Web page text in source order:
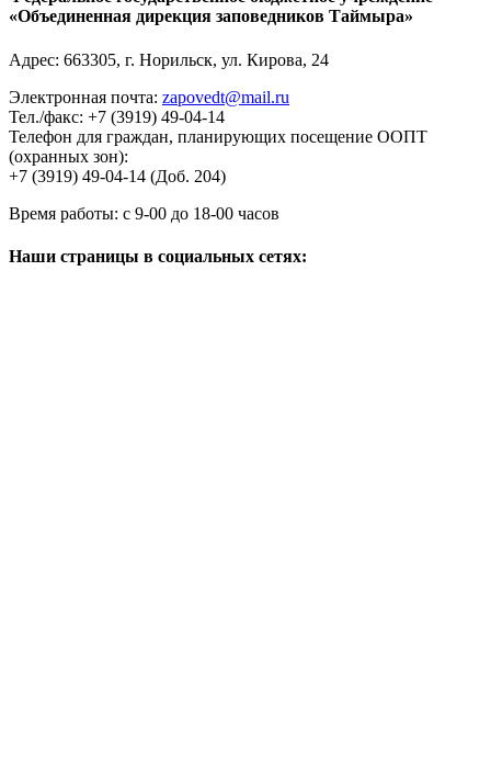
Адрес:663305, г.Норильск ,ул. Кирова, 24
Электронная почта:zapovedt@mail.ru
Телефон для граждан, планирующих посещение ООПТ
(охранных зон):
+7 (3919) 49-04-14 (Доб. 204)
Время работы:с 9-00 до 18-00 часов
Наши страницы в социальных сетях: